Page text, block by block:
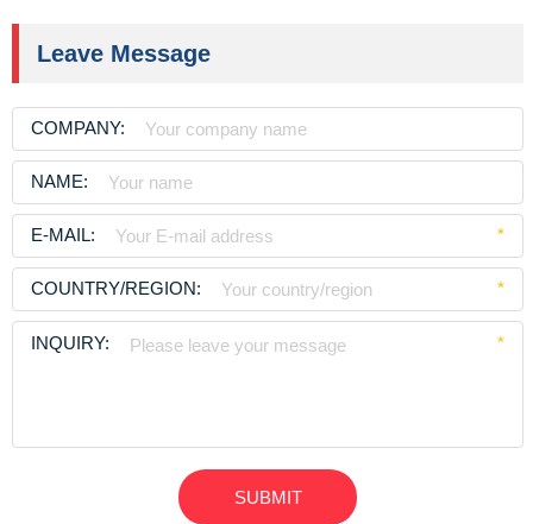
Leave Message
COMPANY:
NAME:
E-MAIL: *
COUNTRY/REGION: *
INQUIRY: *